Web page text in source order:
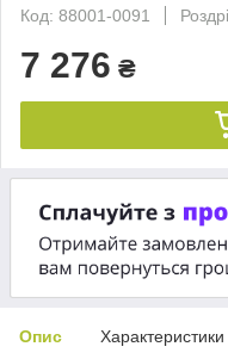
Код: 88001-0091
7 276 ₴
Опис Характеристики